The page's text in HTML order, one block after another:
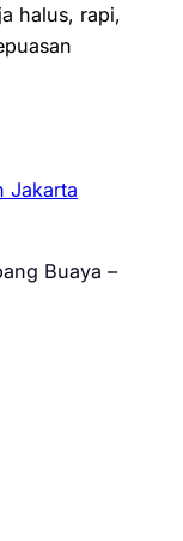
halus, rapi,
Jakarta
Buaya –